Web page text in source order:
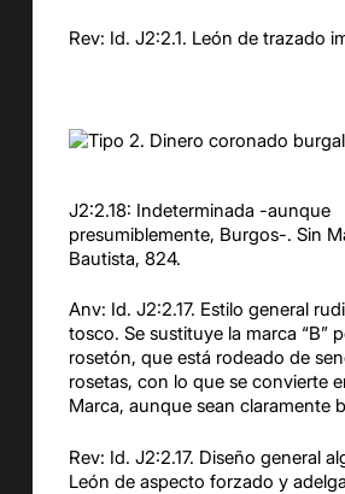
Rev: Id. J2:2.1. León de trazado
J2:2.18: Indeterminada -aunque
presumiblemente, Burgos-. Sin
Bautista, 824.
Anv: Id. J2:2.17. Estilo general
tosco. Se sustituye la marca “B”
rosetón, que está rodeado de
rosetas, con lo que se convierte
Marca, aunque sean claramente
Rev: Id. J2:2.17. Diseño general
León de aspecto forzado y